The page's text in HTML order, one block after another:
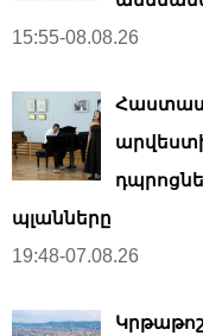
15:55-08.08.26
պլանները
19:48-07.08.26